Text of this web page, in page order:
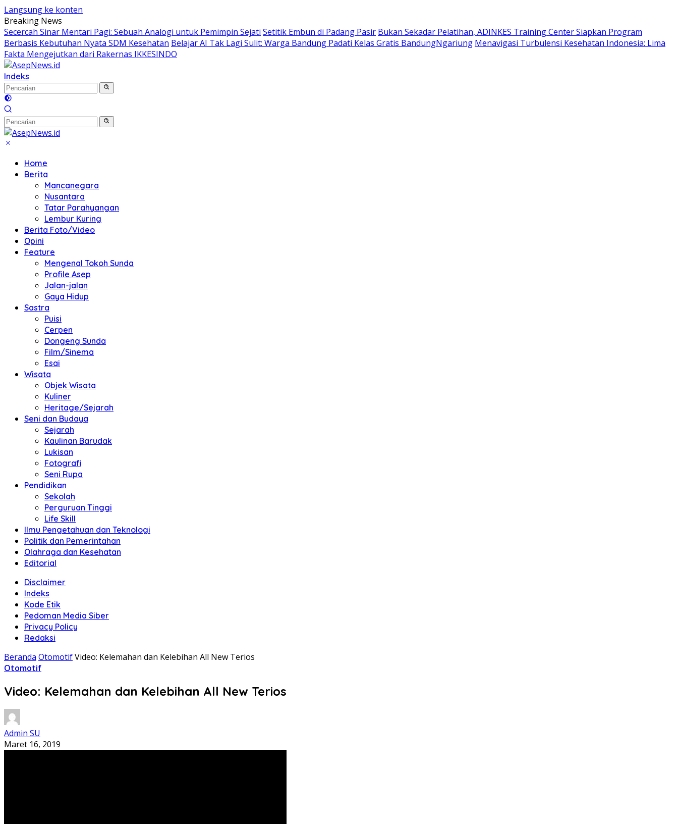
Langsung ke konten
Breaking News
Secercah Sinar Mentari Pagi: Sebuah Analogi untuk Pemimpin Sejati Setitik Embun di Padang Pasir Bukan Sekadar Pelatihan, ADINKES Training Center Siapkan Program
Berbasis Kebutuhan Nyata SDM Kesehatan Belajar AI Tak Lagi Sulit: Warga Bandung Padati Kelas Gratis BandungNgariung Menavigasi Turbulensi Kesehatan Indonesia: Lima
Fakta Mengejutkan dari Rakernas IKKESINDO
Indeks
Home
Berita
Mancanegara
Nusantara
Tatar Parahyangan
Lembur Kuring
Berita Foto/Video
Opini
Feature
Mengenal Tokoh Sunda
Profile Asep
Jalan-jalan
Gaya Hidup
Sastra
Puisi
Cerpen
Dongeng Sunda
Film/Sinema
Esai
Wisata
Objek Wisata
Kuliner
Heritage/Sejarah
Seni dan Budaya
Sejarah
Kaulinan Barudak
Lukisan
Fotografi
Seni Rupa
Pendidikan
Sekolah
Perguruan Tinggi
Life Skill
Ilmu Pengetahuan dan Teknologi
Politik dan Pemerintahan
Olahraga dan Kesehatan
Editorial
Disclaimer
Indeks
Kode Etik
Pedoman Media Siber
Privacy Policy
Redaksi
Beranda OtomotifVideo: Kelemahan dan Kelebihan All New Terios
Otomotif
Video: Kelemahan dan Kelebihan All New Terios
Admin SU
Maret 16, 2019